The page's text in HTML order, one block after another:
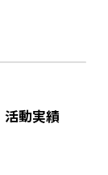
活動実績